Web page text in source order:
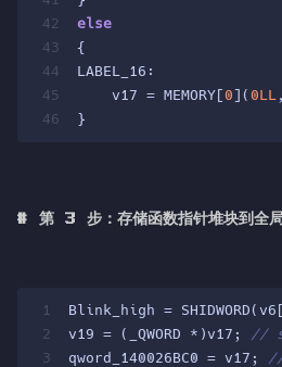
42
43
44
45
46
else
{
LABEL_16:
    v17 = MEMORY[
0]( 0LL
}
# 第 3 步：存储函数指针堆块到全
1
2
3
Blink_high = SHIDWORD(v6[
v19 = (_QWORD *)v17;
//
qword_140026BC0 = v17;